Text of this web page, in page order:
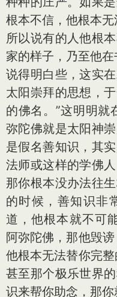
根本不信，他根本无
所以说有的人他根
家的样子，乃至他
说得明白些，这实
太阳崇拜的思想，
的佛名。”这明明就
弥陀佛就是太阳神
是假名善知识，其
法师或这样的学佛
那你根本没办法往
的时候，善知识非
道，他根本就不可
阿弥陀佛，那他毁
他根本无法替你完
甚至那个极乐世界
识来帮你助念，那你